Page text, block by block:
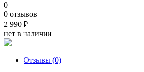
0
0 отзывов
2 990 ₽
нет в наличии
Отзывы (0)